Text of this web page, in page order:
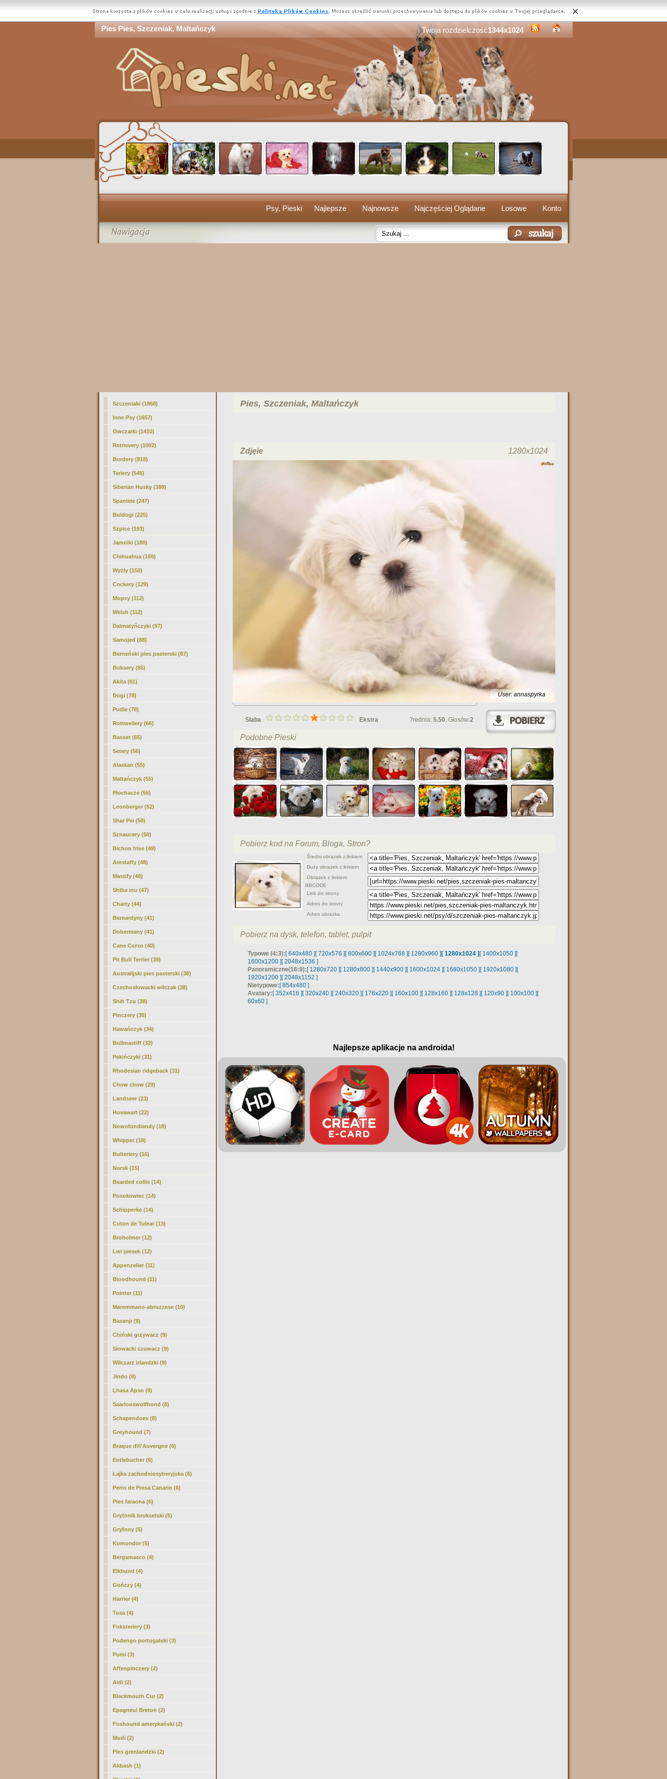
Pies Pies, Szczeniak, Maltańczyk Twoja rozdzielczość1344x1024
Psy, Pieski Najlepsze Najnowsze Najczęściej Oglądane Losowe Konto
Szczeniaki (1868)
Inne Psy (1657)
Owczarki (1410)
Retrievery (1002)
Bordery (818)
Teriery (545)
Siberian Husky (388)
Spaniele (247)
Buldogi (225)
Szpice (193)
Jamniki (180)
Chihuahua (169)
Wyżły (150)
Cockery (129)
Mopsy (112)
Welsh (112)
Dalmatyńczyki (97)
Samojed (88)
Berneński pies pasterski (87)
Boksery (85)
Akita (81)
Dogi (78)
Pudle (78)
Rottweilery (66)
Basset (65)
Setery (56)
Alaskan (55)
Maltańczyk(55)
Płochacze (55)
Leonberger (52)
Shar Pei (50)
Sznaucery (50)
Bichon frise (49)
Amstaffy (48)
Mastify (48)
Shiba inu (47)
Charty (44)
Bernardyny (41)
Dobermany (41)
Cane Corso (40)
Pit Bull Terrier (39)
Australijski pies pasterski (38)
Czechosłowacki wilczak (38)
Shih Tzu (38)
Pinczery (35)
Hawańczyk (34)
Bullmastiff (32)
Pekińczyki (31)
Rhodesian ridgeback (31)
Chow chow (29)
Landseer (23)
Hovawart (22)
Nowofundlandy (18)
Whippet (18)
Bulteriery (16)
Norsk (15)
Bearded collie (14)
Posokowiec (14)
Schipperke (14)
Coton de Tulear (13)
Broholmer (12)
Lwi piesek (12)
Appenzeller (11)
Bloodhound (11)
Pointer (11)
Maremmano-abruzzese (10)
Basenji (9)
Chiński grzywacz (9)
Słowacki czuwacz (9)
Wilczarz irlandzki (9)
Jindo (8)
Lhasa Apso (8)
Saarlooswolfhond (8)
Schapendoes (8)
Greyhound (7)
Braque d\\\'Auvergne (6)
Entlebucher (6)
Łajka zachodniosyberyjska (6)
Perro de Presa Canario (6)
Pies faraona (6)
Gryfonik brukselski (5)
Gryfony (5)
Komondor (5)
Bergamasco (4)
Elkhund (4)
Gończy (4)
Harrier (4)
Tosa (4)
Foksteriery (3)
Podengo portugalski (3)
Pumi (3)
Affenpinczery (2)
Aidi (2)
Blackmouth Cur (2)
Epagneul Breton (2)
Foxhound amerykański (2)
Mudi (2)
Pies grenlandzki (2)
Akbash (1)
Pies, Szczeniak, Maltańczyk
Zdjęie 1280x1024
User: annaspyrka
Słaba Ekstra ?rednia: 5.50 , Głosów:2
Podobne Pieski
Pobierz kod na Forum, Bloga, Stron?
Średni obrazek z linkiem
Duży obrazek z linkiem
Obrazek z linkiem
BBCODE
Link do strony
Adres do strony
Adres obrazka
Pobierz na dysk, telefon, tablet, pulpit
Typowe (4:3):[ 640x480 ][ 720x576 ][ 800x600 ][ 1024x768 ][ 1280x960 ][ 1280x1024 ][ 1400x1050 ][
1600x1200 ][ 2048x1536 ]
Panoramiczne(16:9):[ 1280x720 ][ 1280x800 ][ 1440x900 ][ 1600x1024 ][ 1680x1050 ][ 1920x1080 ][
1920x1200 ][ 2048x1152 ]
Nietypowe:[ 854x480 ]
Avatary:[ 352x416 ][ 320x240 ][ 240x320 ][ 176x220 ][ 160x100 ][ 128x160 ][ 128x128 ][ 120x90 ][ 100x100 ][
60x60 ]
Najlepsze aplikacje na androida!